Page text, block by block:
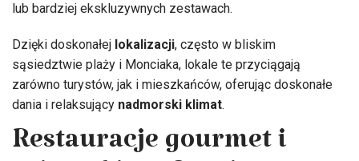
lub bardziej ekskluzywnych zestawach.
Dzięki doskonałej lokalizacji, często w bliskim
sąsiedztwie plaży i Monciaka, lokale te przyciągają
zarówno turystów, jak i mieszkańców, oferując doskonałe
dania i relaksujący nadmorski klimat.
Restauracje gourmet i